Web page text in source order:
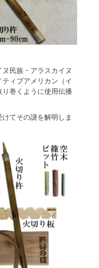
民族・アラスカイヌ
ィブアメリカン（イ
巻くように使用伝播
てその謎を解明しま